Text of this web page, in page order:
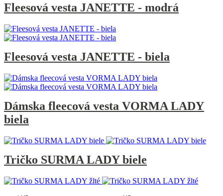
Fleesová vesta JANETTE - modrá
Fleesová vesta JANETTE - biela
Dámska fleecová vesta VORMA LADY
biela
Tričko SURMA LADY biele